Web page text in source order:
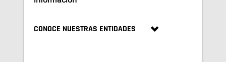
CONOCE NUESTRAS ENTIDADES